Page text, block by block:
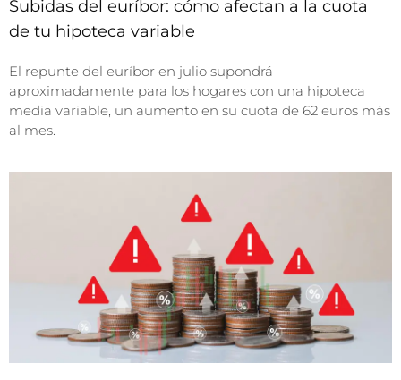
Subidas del euríbor: cómo afectan a la cuota
de tu hipoteca variable
El repunte del euríbor en julio supondrá
aproximadamente para los hogares con una hipoteca
media variable, un aumento en su cuota de 62 euros más
al mes.